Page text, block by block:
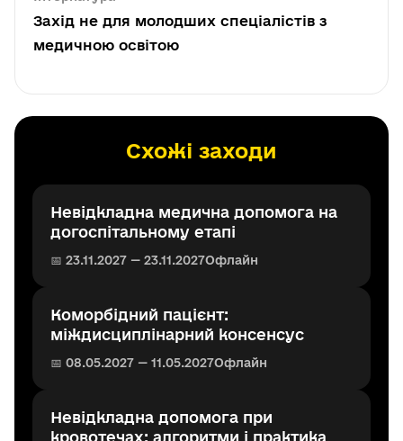
Захід не для молодших спеціалістів з
медичною освітою
Схожі заходи
Невідкладна медична допомога на
догоспітальному етапі
📅 23.11.2027 — 23.11.2027Офлайн
Коморбідний пацієнт:
міждисциплінарний консенсус
📅 08.05.2027 — 11.05.2027Офлайн
Невідкладна допомога при
кровотечах: алгоритми і практика